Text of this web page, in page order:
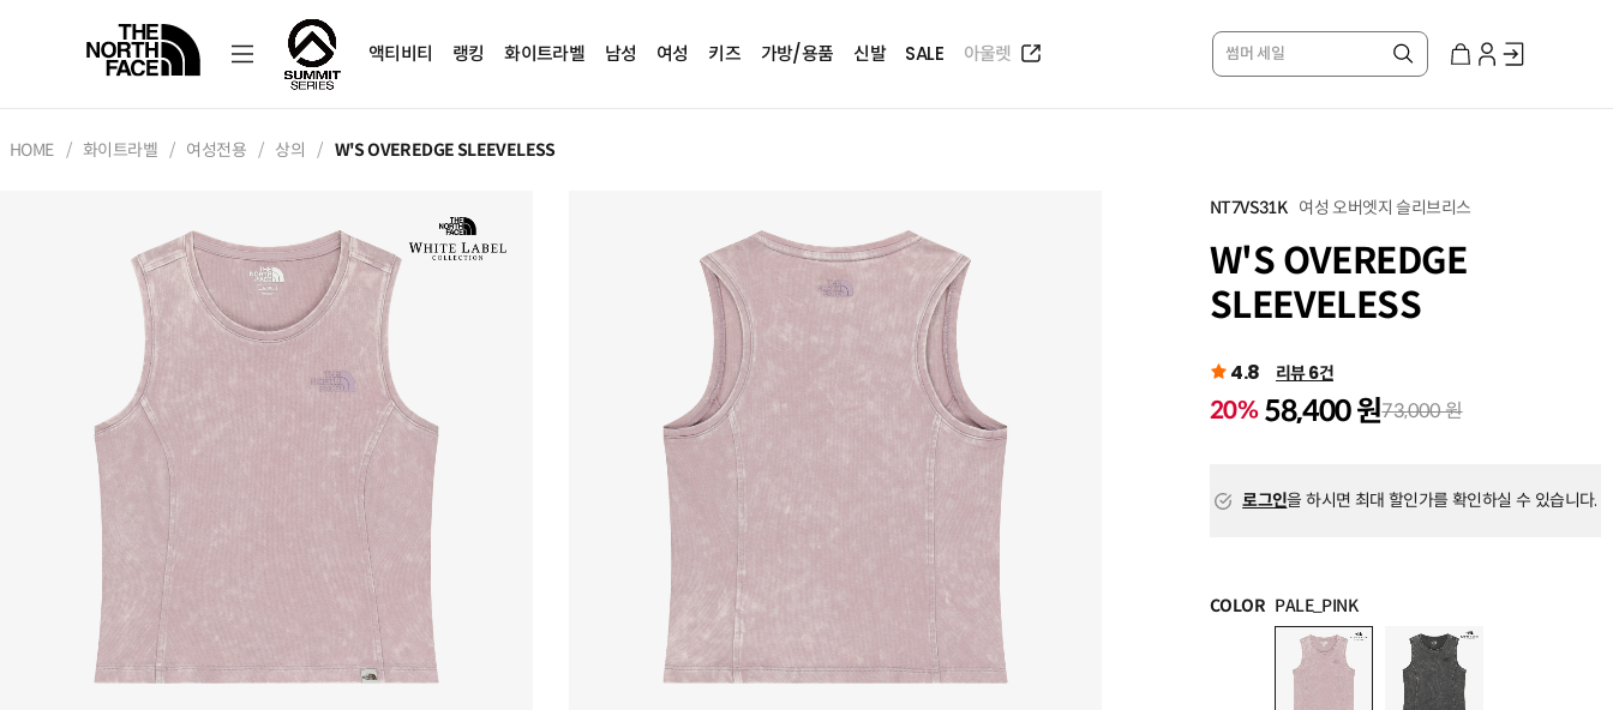
액티비티 랭킹 화이트라벨 남성 여성 키즈 가방/용품 신발 SALE 아울렛 썸머 세일
HOME 화이트라벨 여성전용 상의 W'S OVEREDGE SLEEVELESS
NT7VS31K 여성 오버엣지 슬리브리스
W'S OVEREDGE
SLEEVELESS
4.8 리뷰 6건
20% 58,400 원73,000 원
로그인을 하시면 최대 할인가를 확인하실 수 있습니다.
COLOR PALE_PINK